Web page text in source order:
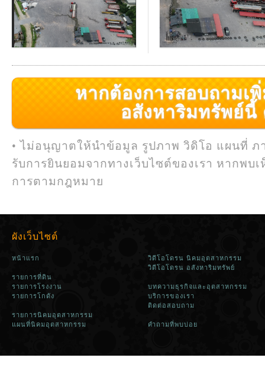
หากต้องการสอบถามเ
อสังหาริมทรัพย์นี้
• ไม่อนุญาตให้นำข้อมูล รูปภาพ วิดิโอ แผนที่ ภ
รับการยินยอมจากทางเว็บไซต์ของเรา หากพบ
การตามกฎหมาย
ผังเว็บไซต์
หน้าแรก
รายการที่ดิน
รายการโรงงาน
รายการโกดัง
รายการนิคมอุตสาหกรรม
แผนที่นิคมอุตสาหกรรม
วิดีโอโดรน นิคมอุตสาหกรรม
วิดีโอโดรน อสังหาริมทรัพย์
บทความธุรกิจและอุตสาหกรรม
บริการของเรา
ติดต่อสอบถาม
คำถามที่พบบ่อย